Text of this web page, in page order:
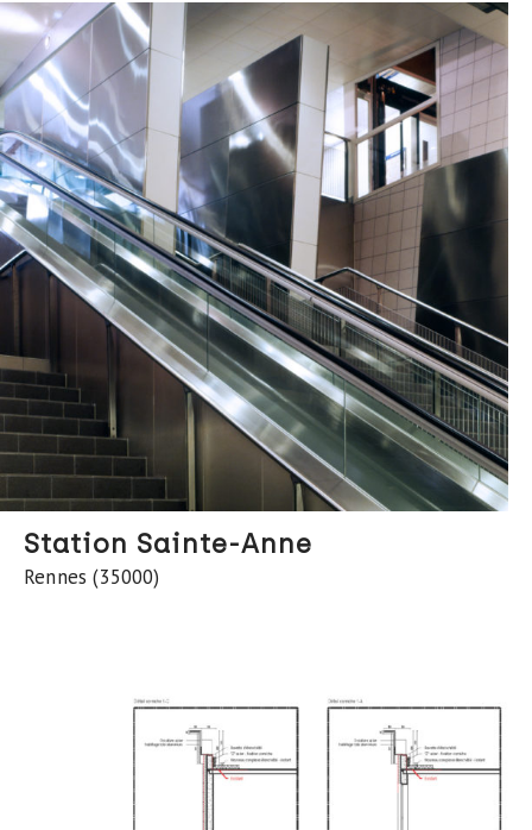
Station Sainte-Anne
Rennes (35000)